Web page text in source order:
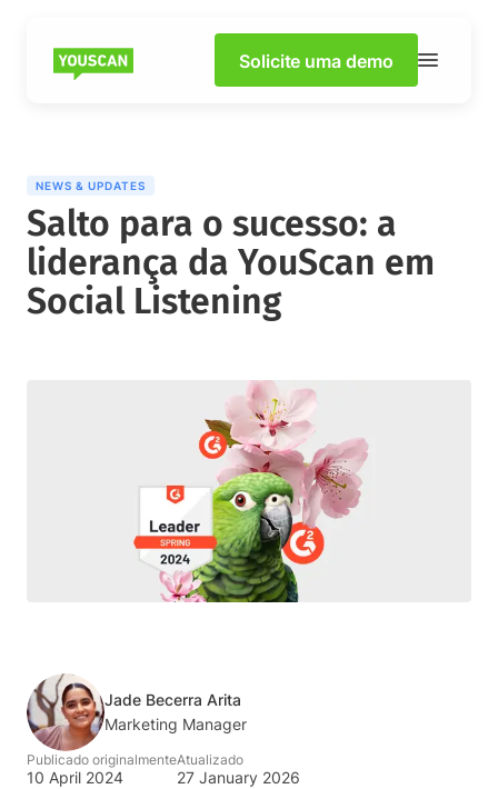
browsing our website. Check ourPrivacy Policyfor more information.
Accept Decline
Solicite uma demo
NEWS & UPDATES
Salto para o sucesso: a
liderança da YouScan em
Social Listening
Jade Becerra Arita
Marketing Manager
Publicado originalmente
10 April 2024
Atualizado
27 January 2026